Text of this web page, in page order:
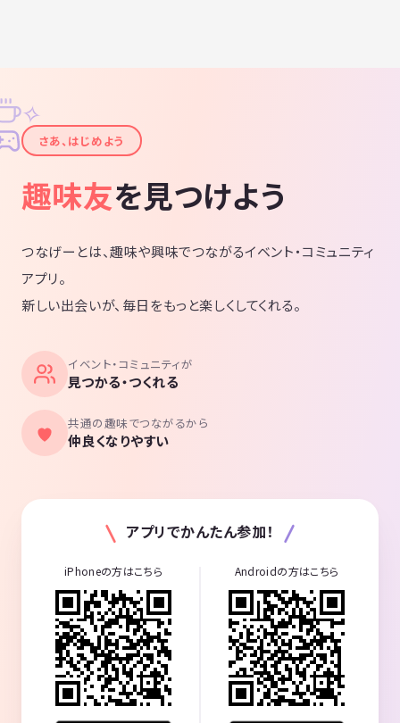
✦
✧
さあ、はじめよう
趣味友を見つけよう
つなげーとは、趣味や興味でつながるイベント・コミュニティ
アプリ。
新しい出会いが、毎日をもっと楽しくしてくれる。
イベント・コミュニティが
見つかる・つくれる
共通の趣味でつながるから
仲良くなりやすい
アプリでかんたん参加！
iPhoneの方はこちら Androidの方はこちら